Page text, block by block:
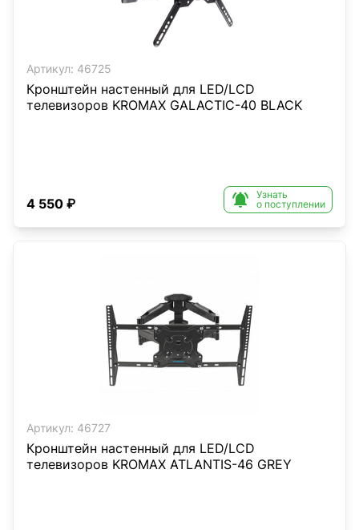
Артикул: 46725
Кронштейн настенный для LED/LCD
телевизоров KROMAX GALACTIC-40 BLACK
4 550 ₽ 
Узнать
о поступлении
Артикул: 46727
Кронштейн настенный для LED/LCD
телевизоров KROMAX ATLANTIS-46 GREY